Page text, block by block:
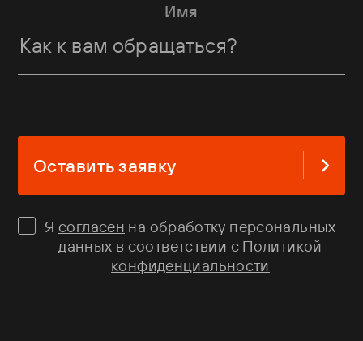
Имя
Оставить заявку
Ясогласен на обработку персональных
данных в соответствии с Политикой
конфиденциальности